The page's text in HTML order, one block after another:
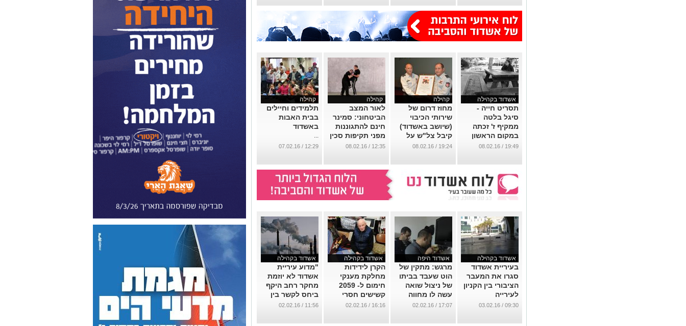
...
אשדוד בקהילה
תסריט חייה -
סיגל בלטה
ממקיף ז' זכתה
במקום הראשון
בתחרות כתיבת
...
19:49 / 08.02.16
קהילה
מחוז דרום של
שירותי הכיבוי
(שיושב באשדוד)
קיבל צל"ש על
תפקוד הכבאים
...
19:24 / 08.02.16
קהילה
לאור המצב
הביטחוני: סמינר
חינם להתגוננות
מפני תקיפות סכין
...
12:35 / 08.02.16
קהילה
תלמידים וחיילים
בבית האבות
באשדוד
...
12:29 / 07.02.16
אשדוד בקהילה
בעיריית אשדוד
סגרו את המעבר
הציבורי בין הקניון
לעירייה
...
09:30 / 03.02.16
אשדוד היפה
מרגש: מתקין של
הוט שעבד בביתו
של ניצול שואה
עשה לו מחווה
מרגשת
17:07 / 02.02.16
אשדוד בקהילה
הקרן לידידות
מחלקת מענקי
חימום ל- 2059
קשישים חסרי
פנסיה באשדוד
16:16 / 02.02.16
אשדוד בקהילה
"מדוע עיריית
אשדוד לא יוזמת
מחקר רחב היקף
ביחס לקשר בין
זיהום אוויר לבין
בעוברים
11:56 / 02.02.16